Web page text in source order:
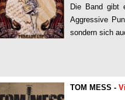
Die Band gibt
Aggressive
sondern sich
TOM MESS -